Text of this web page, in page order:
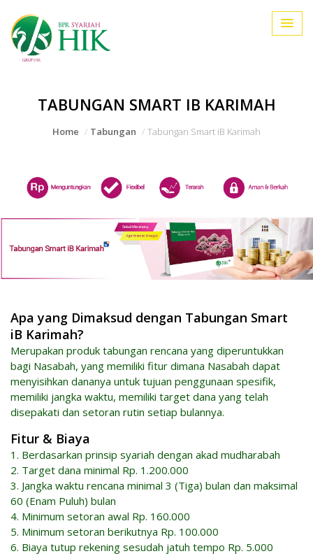
TABUNGAN SMART IB KARIMAH
Home Tabungan Tabungan Smart iB Karimah
Apa yang Dimaksud dengan Tabungan Smart
iB Karimah?
Merupakan produk tabungan rencana yang diperuntukkan
bagi Nasabah, yang memiliki fitur dimana Nasabah dapat
menyisihkan dananya untuk tujuan penggunaan spesifik,
memiliki jangka waktu, memiliki target dana yang telah
disepakati dan setoran rutin setiap bulannya.
Fitur & Biaya
1. Berdasarkan prinsip syariah dengan akad mudharabah
2. Target dana minimal Rp. 1.200.000
3. Jangka waktu rencana minimal 3 (Tiga) bulan dan maksimal
60 (Enam Puluh) bulan
4. Minimum setoran awal Rp. 160.000
5. Minimum setoran berikutnya Rp. 100.000
6. Biaya tutup rekening sesudah jatuh tempo Rp. 5.000